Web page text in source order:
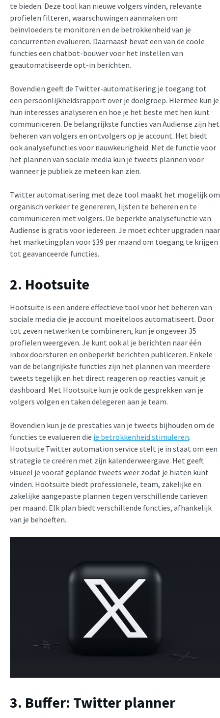
te bieden. Deze tool kan nieuwe volgers vinden, relevante
profielen filteren, waarschuwingen aanmaken om
beïnvloeders te monitoren en de betrokkenheid van je
concurrenten evalueren. Daarnaast bevat een van de coole
functies een chatbot-bouwer voor het instellen van
geautomatiseerde opt-in berichten.
Bovendien geeft de Twitter-automatisering je toegang tot
een persoonlijkheidsrapport over je doelgroep. Hiermee kun je
hun interesses analyseren en hoe je het beste met hen kunt
communiceren. De belangrijkste functies van Audiense zijn het
beheren van volgers en ontvolgers op je account. Het biedt
ook analysefuncties voor nauwkeurigheid. Met de functie voor
het plannen van sociale media kun je tweets plannen voor
wanneer je publiek ze meteen kan zien.
Twitter automatisering met deze tool maakt het mogelijk om
organisch verkeer te genereren, lijsten te beheren en te
communiceren met volgers. De beperkte analysefunctie van
Audiense is gratis voor iedereen. Je moet echter upgraden naar
het marketingplan voor $39 per maand om toegang te krijgen
tot geavanceerde functies.
2. Hootsuite
Hootsuite is een andere effectieve tool voor het beheren van
sociale media die je account moeiteloos automatiseert. Door
tot zeven netwerken te combineren, kun je ongeveer 35
profielen weergeven. Je kunt ook al je berichten naar één
inbox doorsturen en onbeperkt berichten publiceren. Enkele
van de belangrijkste functies zijn het plannen van meerdere
tweets tegelijk en het direct reageren op reacties vanuit je
dashboard. Met Hootsuite kun je ook de gesprekken van je
volgers volgen en taken delegeren aan je team.
Bovendien kun je de prestaties van je tweets bijhouden om de
functies te evalueren die je betrokkenheid stimuleren.
Hootsuite Twitter automation service stelt je in staat om een
strategie te creëren met zijn kalenderweergave. Het geeft
visueel je vooraf geplande tweets weer zodat je hiaten kunt
vinden. Hootsuite biedt professionele, team, zakelijke en
zakelijke aangepaste plannen tegen verschillende tarieven
per maand. Elk plan biedt verschillende functies, afhankelijk
van je behoeften.
3. Buffer: Twitter planner